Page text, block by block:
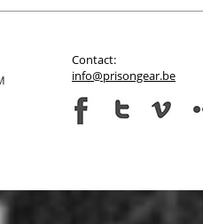
Contact:
info@prisongear.be